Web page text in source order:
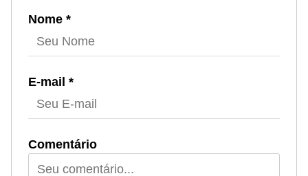
Nome *
E-mail *
Comentário